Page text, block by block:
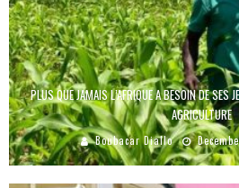
PLUS QUE JAMAIS L’AFRIQUE A BESOIN DE SES
AGRICULTURE
Boubacar Diallo